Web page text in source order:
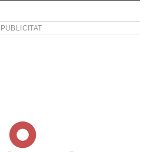
PUBLICITAT